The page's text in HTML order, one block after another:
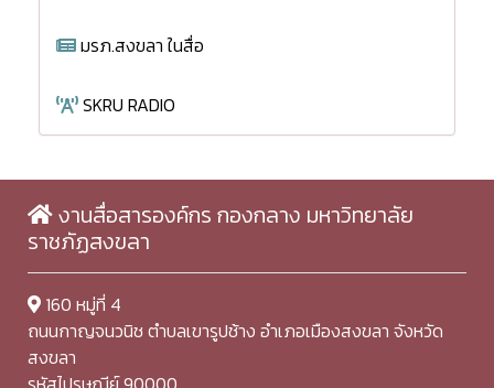
มรภ.สงขลา ในสื่อ
SKRU RADIO
งานสื่อสารองค์กร กองกลาง มหาวิทยาลัย
ราชภัฏสงขลา
160 หมู่ที่ 4
ถนนกาญจนวนิช ตำบลเขารูปช้าง อำเภอเมืองสงขลา จังหวัด
สงขลา